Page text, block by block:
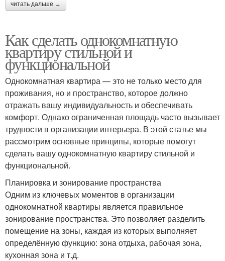
читать дальше →
Как сделать однокомнатную
квартиру стильной и
функциональной
Однокомнатная квартира — это не только место для
проживания, но и пространство, которое должно
отражать вашу индивидуальность и обеспечивать
комфорт. Однако ограниченная площадь часто вызывает
трудности в организации интерьера. В этой статье мы
рассмотрим основные принципы, которые помогут
сделать вашу однокомнатную квартиру стильной и
функциональной.
Планировка и зонирование пространства
Одним из ключевых моментов в организации
однокомнатной квартиры является правильное
зонирование пространства. Это позволяет разделить
помещение на зоны, каждая из которых выполняет
определённую функцию: зона отдыха, рабочая зона,
кухонная зона и т.д.